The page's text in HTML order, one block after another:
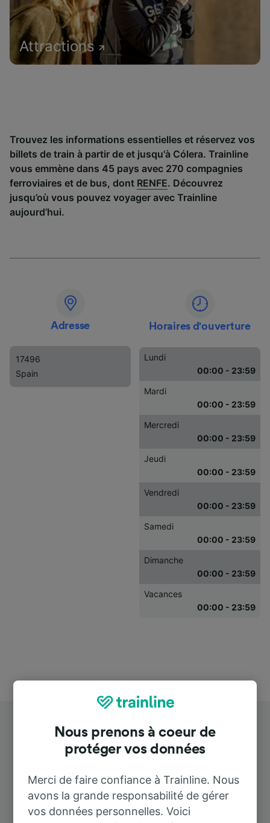
Attractions
Trouvez les informations essentielles et réservez vos
billets de train à partir de et jusqu'à Cólera. Trainline
vous emmène dans 45 pays avec 270 compagnies
ferroviaires et de bus, dont RENFE. Découvrez
jusqu’où vous pouvez voyager avec Trainline
aujourd’hui.
Adresse
17496
Spain
Horaires d'ouverture
Lundi
00:00 - 23:59
Mardi
00:00 - 23:59
Mercredi
00:00 - 23:59
Jeudi
00:00 - 23:59
Vendredi
00:00 - 23:59
Samedi
00:00 - 23:59
Dimanche
00:00 - 23:59
Vacances
00:00 - 23:59
Destinations populaires depuis
Cólera
Nous prenons à coeur de
protéger vos données
Merci de faire confiance à Trainline. Nous
avons la grande responsabilité de gérer
vos données personnelles. Voici